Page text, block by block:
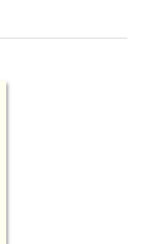
ッセル・ウ
て十分な教
たちに従
量や建築の
た。しかし
など博物
セスターの
いう些細